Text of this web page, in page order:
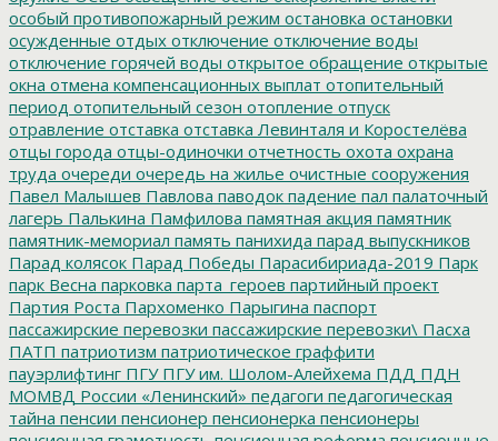
особый противопожарный режим остановка остановки
осужденные отдых отключение отключение воды
отключение горячей воды открытое обращение открытые
окна отмена компенсационных выплат отопительный
период отопительный сезон отопление отпуск
отравление отставка отставка Левинталя и Коростелёва
отцы города отцы-одиночки отчетность охота охрана
труда очереди очередь на жилье очистные сооружения
Павел Малышев Павлова паводок падение пал палаточный
лагерь Палькина Памфилова памятная акция памятник
памятник-мемориал память панихида парад выпускников
Парад колясок Парад Победы Парасибириада-2019 Парк
парк Весна парковка парта_героев партийный проект
Партия Роста Пархоменко Парыгина паспорт
пассажирские перевозки пассажирские перевозки\ Пасха
ПАТП патриотизм патриотическое граффити
пауэрлифтинг ПГУПГУ им. Шолом-Алейхема ПДД ПДН
МОМВД России «Ленинский» педагоги педагогическая
тайна пенсии пенсионер пенсионерка пенсионеры